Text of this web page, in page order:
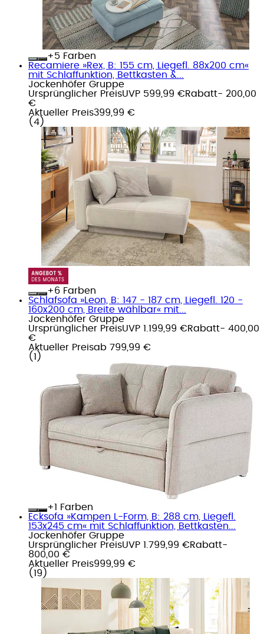
+
Farben
Recamiere »Rex, B: 155 cm, Liegefl. 88x200 cm«
mit Schlaffunktion, Bettkasten &...
Jockenhöfer Gruppe
Ursprünglicher PreisUVP 599,99 €Rabatt- 200,00
€
Aktueller Preis399,99 €
( 4 )
+
Farben
Schlafsofa »Leon, B: 147 - 187 cm, Liegefl. 120 -
160x200 cm, Breite wählbar« mit...
Jockenhöfer Gruppe
Ursprünglicher PreisUVP 1.199,99 €Rabatt- 400,00
€
Aktueller Preisab 799,99 €
( 1 )
+
Farben
Ecksofa »Kampen L-Form, B: 288 cm, Liegefl.
153x245 cm« mit Schlaffunktion, Bettkasten...
Jockenhöfer Gruppe
Ursprünglicher PreisUVP 1.799,99 €Rabatt-
800,00 €
Aktueller Preis999,99 €
( 19 )